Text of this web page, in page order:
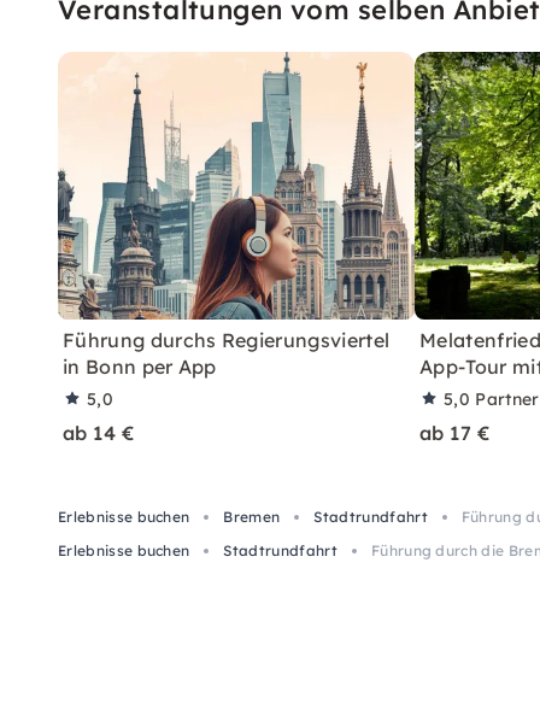
Veranstaltungen vom selben
Führung durchs Regierungsviertel
in Bonn per App
5,0
ab 14 €
App-Tour
5,0
ab 17 €
Erlebnisse buchen Bremen Stadtrundfahrt
Führung
Erlebnisse buchen
Stadtrundfahrt Führung durch die